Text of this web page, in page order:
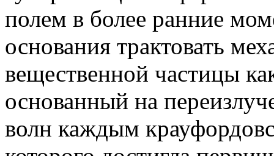
полем в более ранние
основания трактовать
вещественной частицы
основанный на
волн каждым